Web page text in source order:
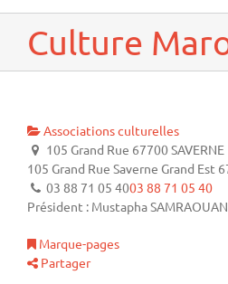
Culture
Associations culturelles
105 Grand Rue 67700 SAVERNE
105 Grand Rue Saverne Grand Est
03 88 71 05 4003 88 71 05 40
Président : Mustapha SAMRAOUAN
Marque-pages
Partager